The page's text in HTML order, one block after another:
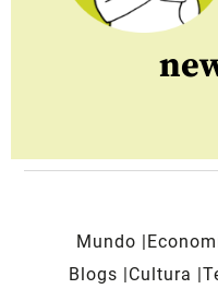
Mundo
Blogs
Cultura